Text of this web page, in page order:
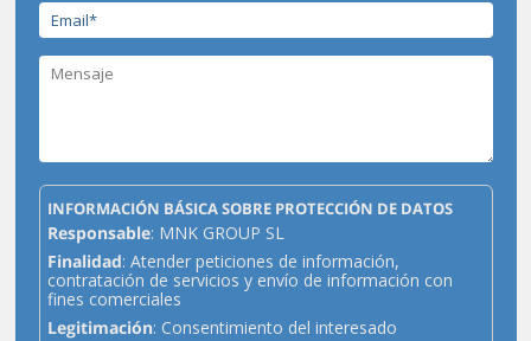
INFORMACIÓN BÁSICA SOBRE PROTECCIÓN DE DATOS
Responsable: MNK GROUP SL
Finalidad: Atender peticiones de información,
contratación de servicios y envío de información con
fines comerciales
Legitimación: Consentimiento del interesado